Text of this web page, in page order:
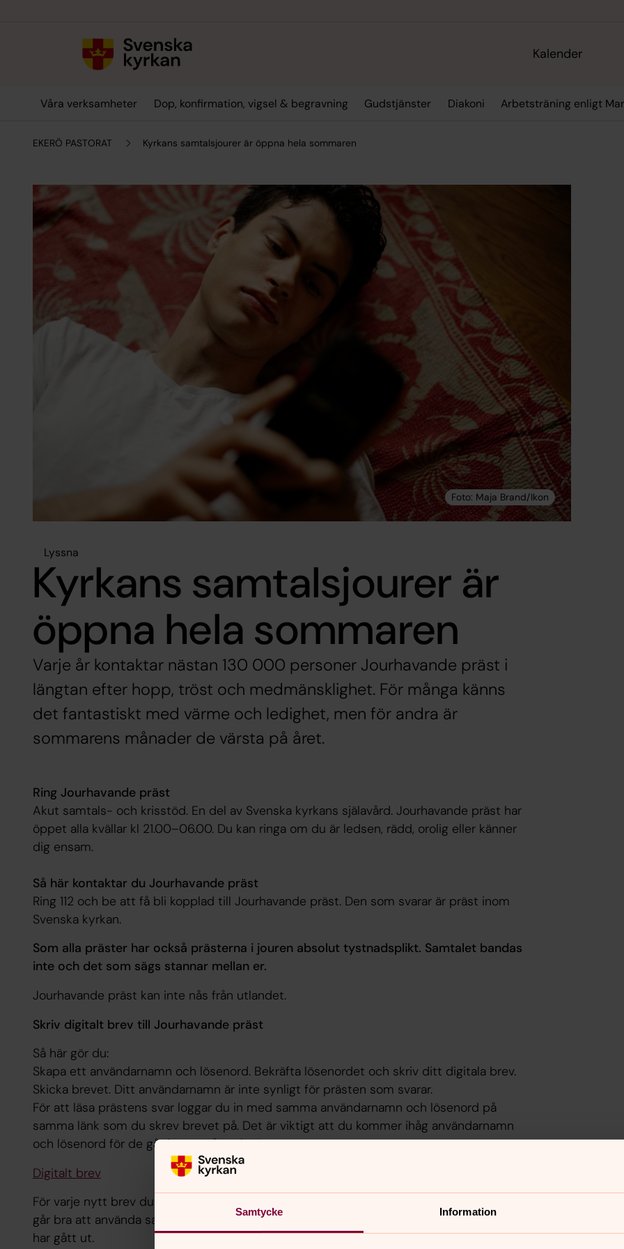
Samtycke Information
Kalender
Våra verksamheter Dop, konfirmation, vigsel & begravning Gudstjänster Diakoni Arbetsträning enligt
EKERÖ PASTORAT Kyrkans samtalsjourer är öppna hela sommaren
Lyssna
Kyrkans samtalsjourer är
öppna hela sommaren
Varje år kontaktar nästan 130 000 personer Jourhavande präst i
längtan efter hopp, tröst och medmänsklighet. För många känns
det fantastiskt med värme och ledighet, men för andra är
sommarens månader de värsta på året.
Ring Jourhavande präst
Akut samtals- och krisstöd. En del av Svenska kyrkans själavård. Jourhavande präst har
öppet alla kvällar kl 21.00–06.00. Du kan ringa om du är ledsen, rädd, orolig eller känner
dig ensam.
Så här kontaktar du Jourhavande präst
Ring 112 och be att få bli kopplad till Jourhavande präst. Den som svarar är präst inom
Svenska kyrkan.
Som alla präster har också prästerna i jouren absolut tystnadsplikt. Samtalet bandas
inte och det som sägs stannar mellan er.
Jourhavande präst kan inte nås från utlandet.
Skriv digitalt brev till Jourhavande präst
Så här gör du:
Skapa ett användarnamn och lösenord. Bekräfta lösenordet och skriv ditt digitala brev.
Skicka brevet. Ditt användarnamn är inte synligt för prästen som svarar.
För att läsa prästens svar loggar du in med samma användarnamn och lösenord på
samma länk som du skrev brevet på. Det är viktigt att du kommer ihåg användarnamn
och lösenord för de går inte att återskapa.
Digitalt brev
För varje nytt brev du skickar måste du skapa ett nytt användarnamn och lösenord. Det
går bra att använda samma om tidigare digitala brev är borttagna eller om tiden för dem
har gått ut.